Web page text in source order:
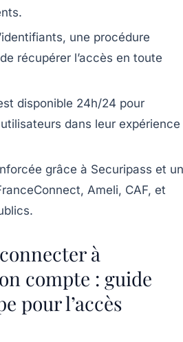
une procédure
récupérer l’accès en toute
disponible 24h/24 pour
dans leur expérience
grâce à Securipass et
Ameli, CAF, et
à
compte : guide
pour l’accès